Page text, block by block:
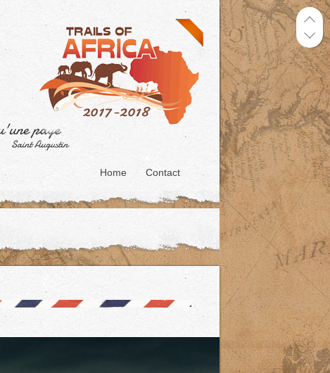
Home Contact